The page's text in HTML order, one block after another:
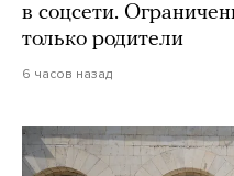
в соцсети.
только родители
6 часов назад